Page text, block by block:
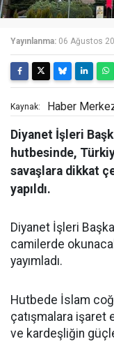
Yayınlanma: 06 Ağustos
Kaynak: Haber
Diyanet İşleri
hutbesinde,
savaşlara dikkat
yapıldı.
Diyanet İşleri
camilerde
yayımladı.
Hutbede İslam
çatışmalara işaret
ve kardeşliğin